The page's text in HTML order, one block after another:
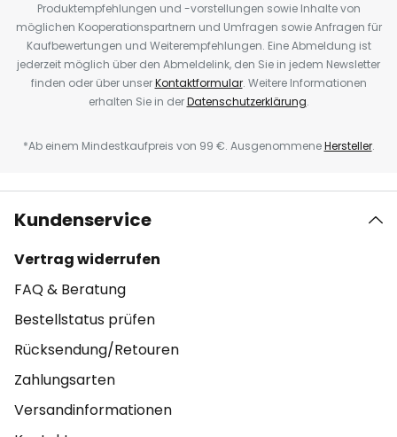
Produktempfehlungen und -vorstellungen sowie Inhalte von
möglichen Kooperationspartnern und Umfragen sowie Anfragen für
Kaufbewertungen und Weiterempfehlungen. Eine Abmeldung ist
jederzeit möglich über den Abmeldelink, den Sie in jedem Newsletter
finden oder über unserKontaktformular. Weitere Informationen
erhalten Sie in derDatenschutzerklärung.
*Ab einem Mindestkaufpreis von 99 €. AusgenommeneHersteller.
Kundenservice
Vertrag widerrufen
FAQ & Beratung
Bestellstatus prüfen
Rücksendung/Retouren
Zahlungsarten
Versandinformationen